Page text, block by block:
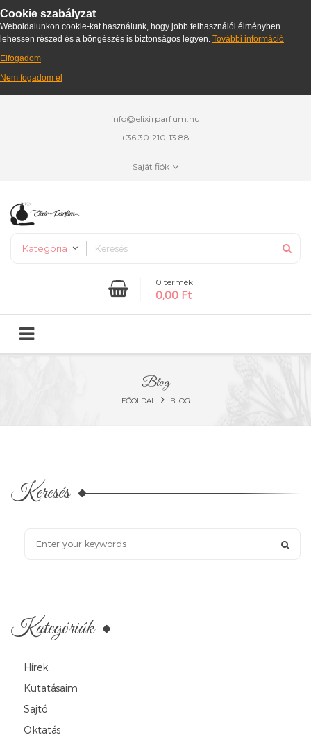
Cookie szabályzat
Weboldalunkon cookie-kat használunk, hogy jobb felhasználói élményben
lehessen részed és a böngészés is biztonságos legyen. További információ
Elfogadom
Nem fogadom el
info@elixirparfum.hu
+36 30 210 13 88
Saját fiók
Kategória
0 termék
0,00 Ft
Blog
FŐOLDAL BLOG
Keresés
Kategóriák
Hírek
Kutatásaim
Sajtó
Oktatás